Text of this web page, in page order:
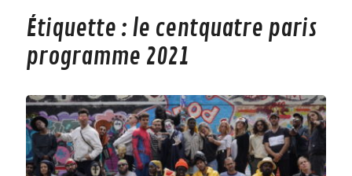
Étiquette : le centquatre paris
programme 2021